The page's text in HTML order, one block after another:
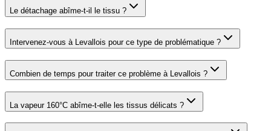
Le détachage abîme-t-il le tissu ?
Intervenez-vous à Levallois pour ce type de problématique ?
Combien de temps pour traiter ce problème à Levallois ?
La vapeur 160°C abîme-t-elle les tissus délicats ?